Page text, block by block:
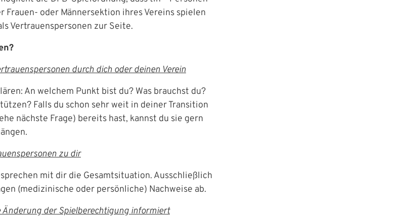
Frauen- oder Männersektion ihres Vereins spielen
Vertrauenspersonen zur Seite.
durch dich oder deinen Verein
An welchem Punkt bist du? Was brauchst du?
Falls du schon sehr weit in deiner Transition
nächste Frage) bereits hast, kannst du sie gern
zu dir
mit dir die Gesamtsituation. Ausschließlich
(medizinische oder persönliche) Nachweise ab.
Änderung der Spielberechtigung informiert